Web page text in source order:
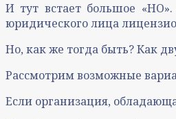
И тут встает большое
юридического лица
Но, как же тогда быть? Как
Рассмотрим возможные
Если организация,